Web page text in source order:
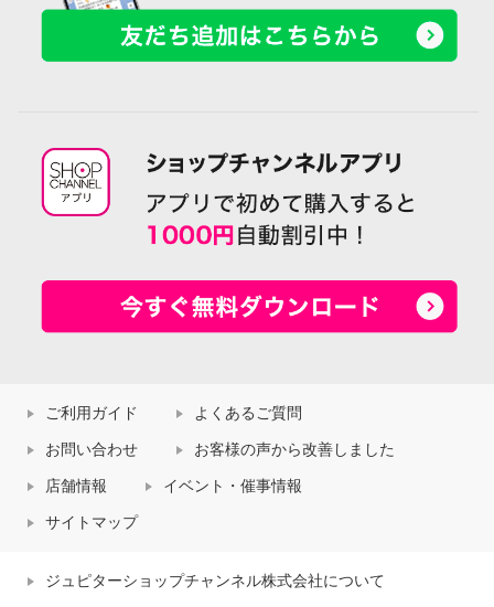
ご利用ガイド よくあるご質問
お問い合わせ お客様の声から改善しました
店舗情報 イベント・催事情報
サイトマップ
ジュピターショップチャンネル株式会社について